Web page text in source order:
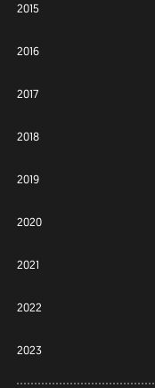
2015
2016
2017
2018
2019
2020
2021
2022
2023